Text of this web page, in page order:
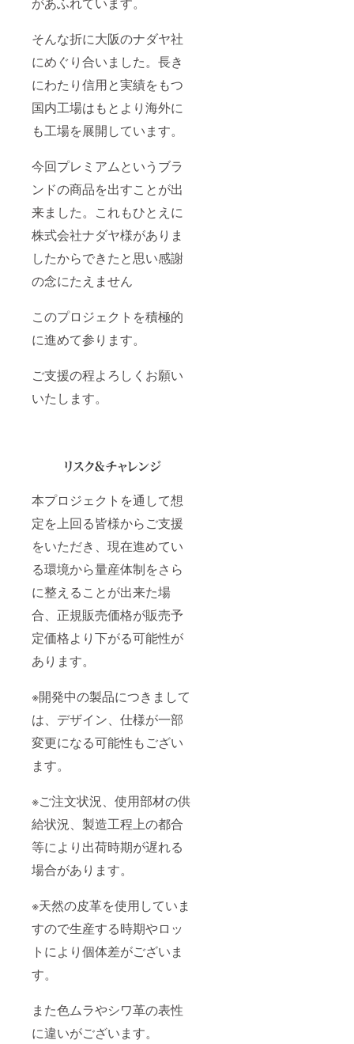
そんな折に大阪のナダヤ社
にめぐり合いました。長き
にわたり信用と実績をもつ
国内工場はもとより海外に
も工場を展開しています。
今回プレミアムというブラ
ンドの商品を出すことが出
来ました。これもひとえに
株式会社ナダヤ様がありま
したからできたと思い感謝
の念にたえません
このプロジェクトを積極的
に進めて参ります。
ご支援の程よろしくお願い
いたします。
本プロジェクトを通して想
定を上回る皆様からご支援
をいただき、現在進めてい
る環境から量産体制をさら
に整えることが出来た場
合、正規販売価格が販売予
定価格より下がる可能性が
あります。
※開発中の製品につきまして
は、デザイン、仕様が一部
変更になる可能性もござい
ます。
※ご注文状況、使用部材の供
給状況、製造工程上の都合
等により出荷時期が遅れる
場合があります。
※天然の皮革を使用していま
すので生産する時期やロッ
トにより個体差がございま
す。
また色ムラやシワ革の表性
に違いがございます。